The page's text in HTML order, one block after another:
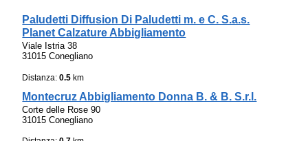
Paludetti Diffusion Di Paludetti m. e C. S.a.s.
Planet Calzature Abbigliamento
Viale Istria 38
31015 Conegliano
Distanza:0.5 km
Montecruz Abbigliamento Donna B. & B. S.r.l.
Corte delle Rose 90
31015 Conegliano